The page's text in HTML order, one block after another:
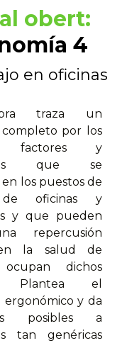
obert:
4
en oficinas
traza un
por los
factores y
que se
los puestos de
de oficinas y
y que pueden
repercusión
la salud de
dichos
Plantea el
ergonómico y da
posibles a
tan genéricas